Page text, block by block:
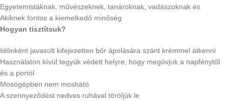
Egyetemistáknak, művészeknek, tanároknak, vadászoknak és
Akiknek fontos a kiemelkedő minőség
Hogyan tisztítsuk?
Időnként javasolt kifejezetten bőr ápolására szánt krémmel átkenni
Használaton kívül tegyük védett helyre, hogy megóvjuk a napfénytől
és a portól
Mosógépben nem mosható
A szennyeződést nedves ruhával töröljük le